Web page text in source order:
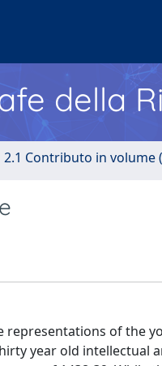
della
2.1 Contributo in volume
of the
year old intellectual